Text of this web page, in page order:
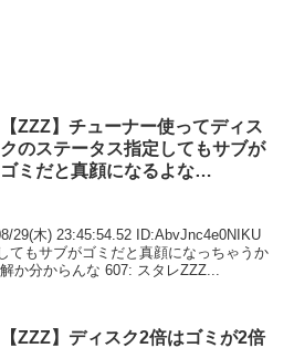
【ZZZ】チューナー使ってディス
クのステータス指定してもサブが
ゴミだと真顔になるよな…
29(木) 23:45:54.52 ID:AbvJnc4e0NIKU
てもサブがゴミだと真顔になっちゃうか
か分からんな 607: スタレZZZ...
【ZZZ】ディスク2倍はゴミが2倍